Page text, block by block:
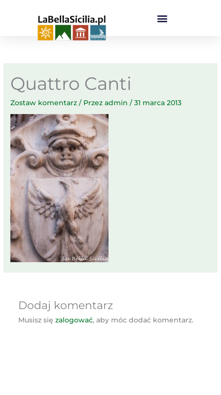
Quattro Canti
Zostaw komentarz / Przezadmin/31 marca 2013
Dodaj komentarz
Musisz się zalogować, aby móc dodać komentarz.